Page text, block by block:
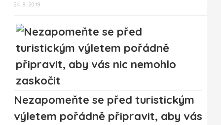
24. 8. 2019
Nezapomeňte se před turistickým
výletem pořádně připravit, aby vás